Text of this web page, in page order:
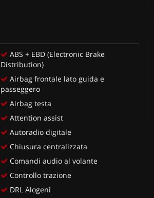
ABS + EBD (Electronic Brake
Distribution)
Airbag frontale lato guida e
passeggero
Airbag testa
Attention assist
Autoradio digitale
Chiusura centralizzata
Comandi audio al volante
Controllo trazione
DRL Alogeni